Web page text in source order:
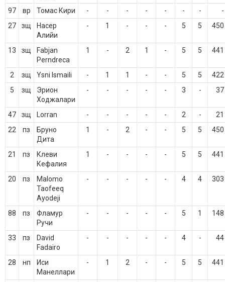
97 вр Томас Кири - - - - - - -
-
27
зщ
Насер
Алийи
- 1 - - - 5 5 450
13 зщ
Fabjan
Perndreca
1 - 2 1 - 5 5 441
2 зщ Ysni Ismaili - 1 1 - - 5 5
422
5
зщ
Эрион
Ходжалари
- - - - - 3 - 37
47 зщ Lorran - - - - - 2 -
21
22
пз
Бруно
Дита
1 - 2 - - 5 5 450
21 пз
Клеви
Кефалия
1 - - - - 5 5 441
20 пз
Malomo
Taofeeq
Ayodeji
- - - - - 4 4 303
88 пз
Фламур
Ручи
- - - - - 5 1 148
33 пз
David
Fadairo
- - - - - 4 - 44
28 нп
Иси
Манеллари
- 1 2 - - 5 5 441